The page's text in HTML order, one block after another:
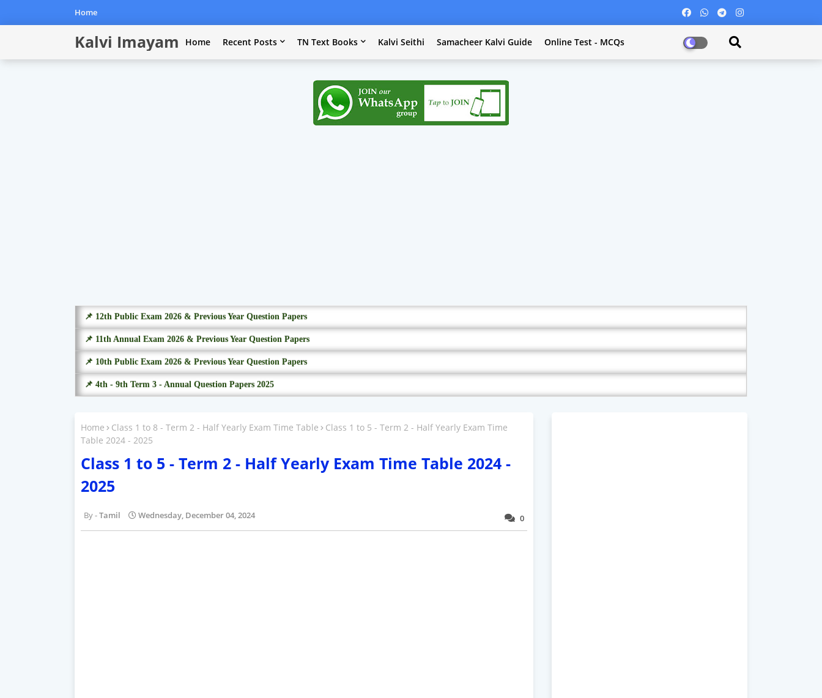
Home
Kalvi Imayam Home Recent Posts TN Text Books Kalvi Seithi Samacheer Kalvi Guide Online Test - MCQs
📌 12th Public Exam 2026 & Previous Year Question Papers
📌 11th Annual Exam 2026 & Previous Year Question Papers
📌 10th Public Exam 2026 & Previous Year Question Papers
📌 4th - 9th Term 3 - Annual Question Papers 2025
Home Class 1 to 8 - Term 2 - Half Yearly Exam Time Table
Class 1 to 5 - Term 2 - Half Yearly Exam Time
Table 2024 - 2025
Class 1 to 5 - Term 2 - Half Yearly Exam Time Table 2024 -
2025
0
Tamil Wednesday, December 04, 2024